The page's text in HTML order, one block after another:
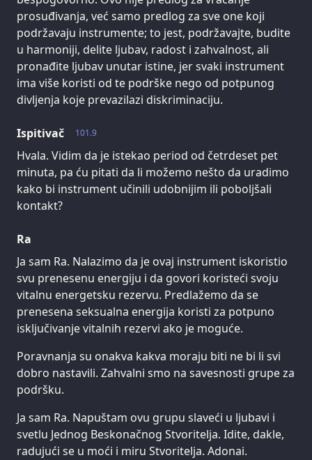
prosuđivanja, već samo predlog za sve one koji
podržavaju instrumente; to jest, podržavajte, budite
u harmoniji, delite ljubav, radost i zahvalnost, ali
pronađite ljubav unutar istine, jer svaki instrument
ima više koristi od te podrške nego od potpunog
divljenja koje prevazilazi diskriminaciju.
101.9
Ispitivač
Hvala. Vidim da je istekao period od četrdeset pet
minuta, pa ću pitati da li možemo nešto da uradimo
kako bi instrument učinili udobnijim ili poboljšali
kontakt?
Ra
Ja sam Ra. Nalazimo da je ovaj instrument iskoristio
svu prenesenu energiju i da govori koristeći svoju
vitalnu energetsku rezervu. Predlažemo da se
prenesena seksualna energija koristi za potpuno
isključivanje vitalnih rezervi ako je moguće.
Poravnanja su onakva kakva moraju biti ne bi li svi
dobro nastavili. Zahvalni smo na savesnosti grupe za
podršku.
Ja sam Ra. Napuštam ovu grupu slaveći u ljubavi i
svetlu Jednog Beskonačnog Stvoritelja. Idite, dakle,
radujući se u moći i miru Stvoritelja. Adonai.